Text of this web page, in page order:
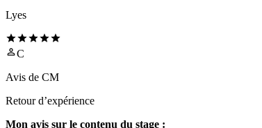
Lyes
C
Avis de CM
Retour d’expérience
Mon avis sur le contenu du stage :